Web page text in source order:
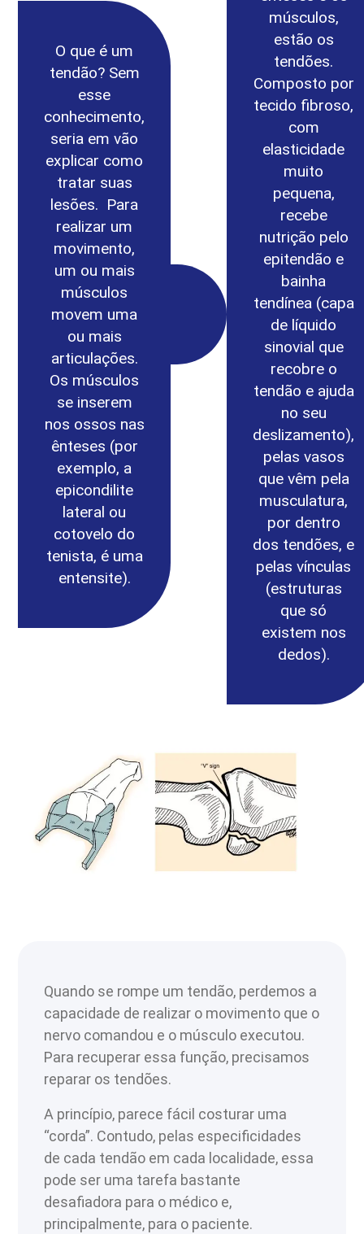
O que é um
tendão? Sem
esse
conhecimento,
seria em vão
explicar como
tratar suas
lesões. Para
realizar um
movimento,
um ou mais
músculos
movem uma
ou mais
articulações.
Os músculos
se inserem
nos ossos nas
ênteses (por
exemplo, a
epicondilite
lateral ou
cotovelo do
tenista, é uma
entensite).
músculos,
estão os
tendões.
Composto por
tecido fibroso,
com
elasticidade
muito
pequena,
recebe
nutrição pelo
epitendão e
bainha
tendínea (capa
de líquido
sinovial que
recobre o
tendão e ajuda
no seu
deslizamento),
pelas vasos
que vêm pela
musculatura,
por dentro
dos tendões, e
pelas vínculas
(estruturas
que só
existem nos
dedos).
Quando se rompe um tendão, perdemos a
capacidade de realizar o movimento que o
nervo comandou e o músculo executou.
Para recuperar essa função, precisamos
reparar os tendões.
A princípio, parece fácil costurar uma
“corda”. Contudo, pelas especificidades
de cada tendão em cada localidade, essa
pode ser uma tarefa bastante
desafiadora para o médico e,
principalmente, para o paciente.